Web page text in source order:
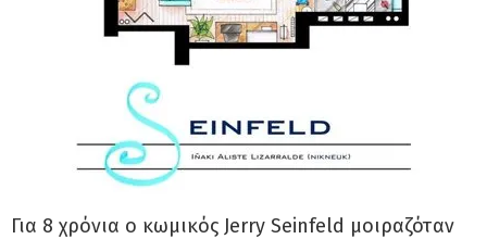
Για 8 χρόνια ο κωμικός Jerry Seinfeld μοιραζόταν